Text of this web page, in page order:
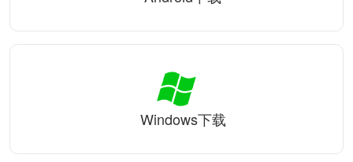
Windows下载